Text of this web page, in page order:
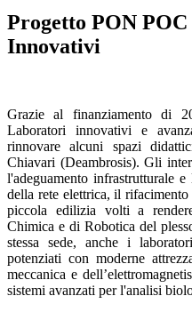
Progetto PON
Innovativi
Grazie al finanziamento di
Laboratori innovativi e
rinnovare alcuni spazi
Chiavari (Deambrosis). Gli
l'adeguamento infrastrutturale
della rete elettrica, il
piccola edilizia volti a
Chimica e di Robotica del
stessa sede, anche i
potenziati con moderne
meccanica e
sistemi avanzati per l'analisi